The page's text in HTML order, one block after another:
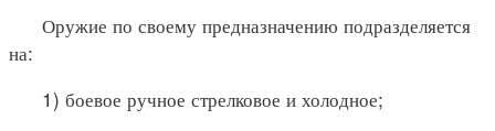
Оружие по своему предназначению подразделяется
на:
1) боевое ручное стрелковое и холодное;